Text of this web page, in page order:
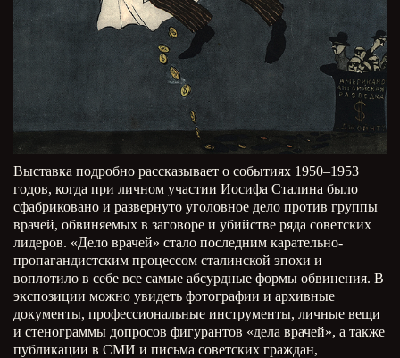
Выставка подробно рассказывает о событиях 1950–1953
годов, когда при личном участии Иосифа Сталина было
сфабриковано и развернуто уголовное дело против группы
врачей, обвиняемых в заговоре и убийстве ряда советских
лидеров. «Дело врачей» стало последним карательно-
пропагандистским процессом сталинской эпохи и
воплотило в себе все самые абсурдные формы обвинения. В
экспозиции можно увидеть фотографии и архивные
документы, профессиональные инструменты, личные вещи
и стенограммы допросов фигурантов «дела врачей», а также
публикации в СМИ и письма советских граждан,